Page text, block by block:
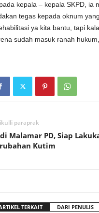
kepala – kepala SKPD, ia
tegas kepada oknum
ya kita bantu, tapi
sudah masuk ranah
paraprak
Malamar PD, Siap
Kutim
TERKAIT DARI PENULIS